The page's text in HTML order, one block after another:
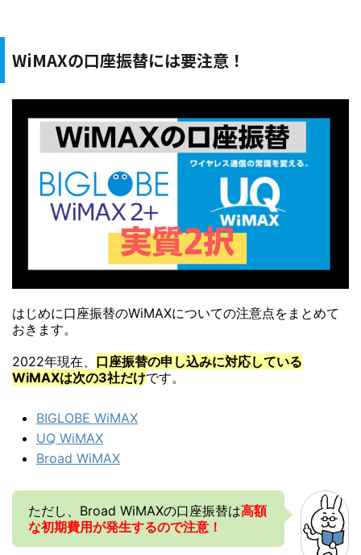
WiMAXの口座振替には要注意！
はじめに口座振替のWiMAXについての注意点をまとめて
おきます。
2022年現在、 口座振替の申し込みに対応している
WiMAXは次の3社だけです。
BIGLOBE WiMAX
UQ WiMAX
Broad WiMAX
ただし、Broad WiMAXの口座振替は高額
な初期費用が発生するので注意！